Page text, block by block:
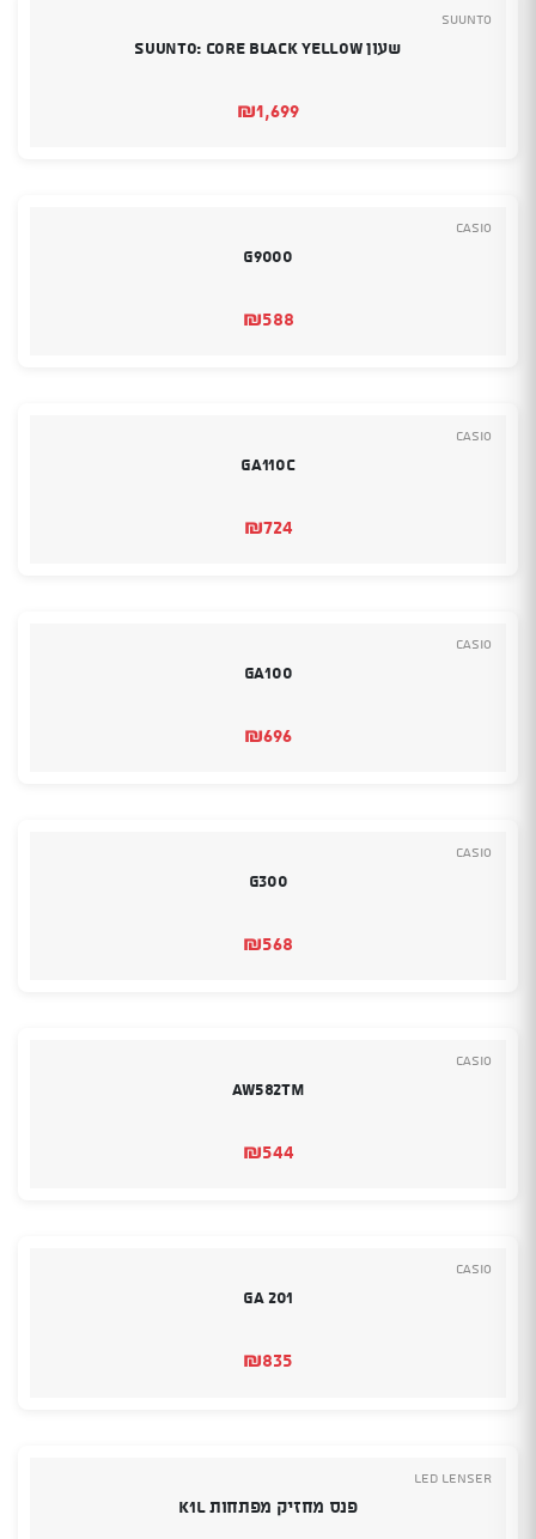
Suunto
שעון SUUNTO: CORE BLACK YELLOW
₪1,699
Casio
G9000
₪588
Casio
GA110C
₪724
Casio
GA100
₪696
Casio
G300
₪568
Casio
AW582TM
₪544
Casio
GA 201
₪835
Led Lenser
פנס מחזיק מפתחות K1L